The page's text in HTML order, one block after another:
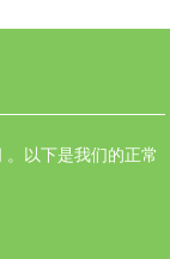
以下是我们的正常